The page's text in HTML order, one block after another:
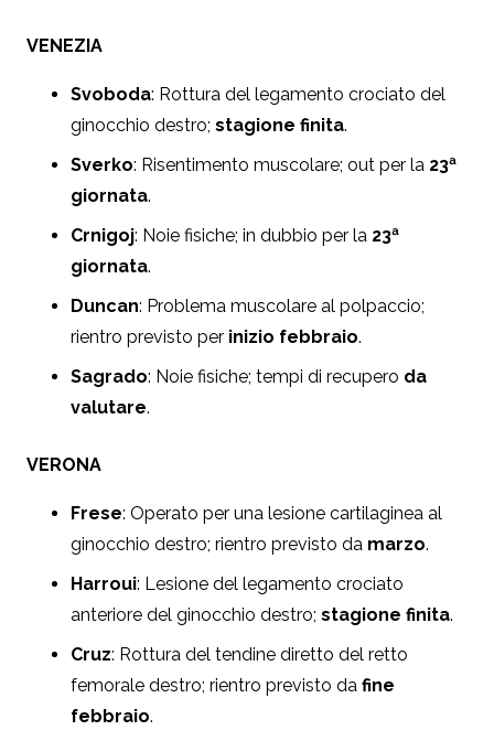
VENEZIA
Svoboda: Rottura del legamento crociato del
ginocchio destro; stagione finita.
Sverko: Risentimento muscolare; out per la 23ª
giornata.
Crnigoj: Noie fisiche; in dubbio per la 23ª
giornata.
Duncan: Problema muscolare al polpaccio;
rientro previsto per inizio febbraio.
Sagrado: Noie fisiche; tempi di recupero da
valutare.
VERONA
Frese: Operato per una lesione cartilaginea al
ginocchio destro; rientro previsto da marzo.
Harroui: Lesione del legamento crociato
anteriore del ginocchio destro; stagione finita.
Cruz: Rottura del tendine diretto del retto
femorale destro; rientro previsto da fine
febbraio.